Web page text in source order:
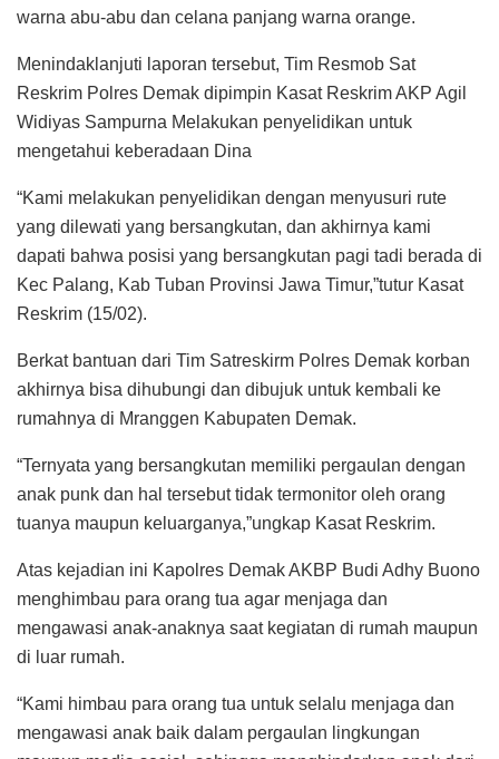
warna abu-abu dan celana panjang warna orange.
Menindaklanjuti laporan tersebut, Tim Resmob Sat
Reskrim Polres Demak dipimpin Kasat Reskrim AKP Agil
Widiyas Sampurna Melakukan penyelidikan untuk
mengetahui keberadaan Dina
“Kami melakukan penyelidikan dengan menyusuri rute
yang dilewati yang bersangkutan, dan akhirnya kami
dapati bahwa posisi yang bersangkutan pagi tadi berada di
Kec Palang, Kab Tuban Provinsi Jawa Timur,”tutur Kasat
Reskrim (15/02).
Berkat bantuan dari Tim Satreskirm Polres Demak korban
akhirnya bisa dihubungi dan dibujuk untuk kembali ke
rumahnya di Mranggen Kabupaten Demak.
“Ternyata yang bersangkutan memiliki pergaulan dengan
anak punk dan hal tersebut tidak termonitor oleh orang
tuanya maupun keluarganya,”ungkap Kasat Reskrim.
Atas kejadian ini Kapolres Demak AKBP Budi Adhy Buono
menghimbau para orang tua agar menjaga dan
mengawasi anak-anaknya saat kegiatan di rumah maupun
di luar rumah.
“Kami himbau para orang tua untuk selalu menjaga dan
mengawasi anak baik dalam pergaulan lingkungan